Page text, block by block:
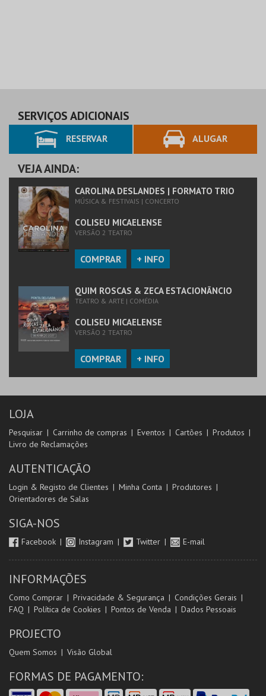
SERVIÇOS ADICIONAIS
RESERVAR ALUGAR
VEJA AINDA:
CAROLINA DESLANDES | FORMATO TRIO
MÚSICA & FESTIVAIS | CONCERTO
COLISEU MICAELENSE
VERSÃO 2 TEATRO
COMPRAR + INFO
QUIM ROSCAS & ZECA ESTACIONÂNCIO
TEATRO & ARTE | COMÉDIA
COLISEU MICAELENSE
VERSÃO 2 TEATRO
COMPRAR + INFO
LOJA
Pesquisar Carrinho de compras Eventos Cartões
Produtos
Livro de Reclamações
AUTENTICAÇÃO
Login & Registo de Clientes Minha Conta
Produtores
Orientadores de Salas
SIGA-NOS
Facebook Instagram Twitter E-mail
INFORMAÇÕES
Como Comprar Privacidade & Segurança
Condições Gerais
FAQ
Política de Cookies Pontos de Venda Dados Pessoais
PROJECTO
Quem Somos Visão Global
FORMAS DE PAGAMENTO: